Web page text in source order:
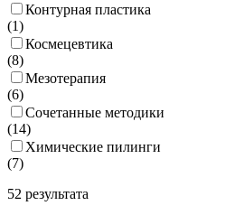
Контурная пластика
(1)
Космецевтика
(8)
Мезотерапия
(6)
Сочетанные методики
(14)
Химические пилинги
(7)
52 результата